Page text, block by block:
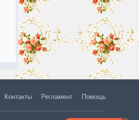
Контакты Регламент Помощь